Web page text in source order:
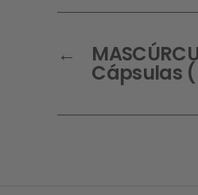
←
Cápsulas (